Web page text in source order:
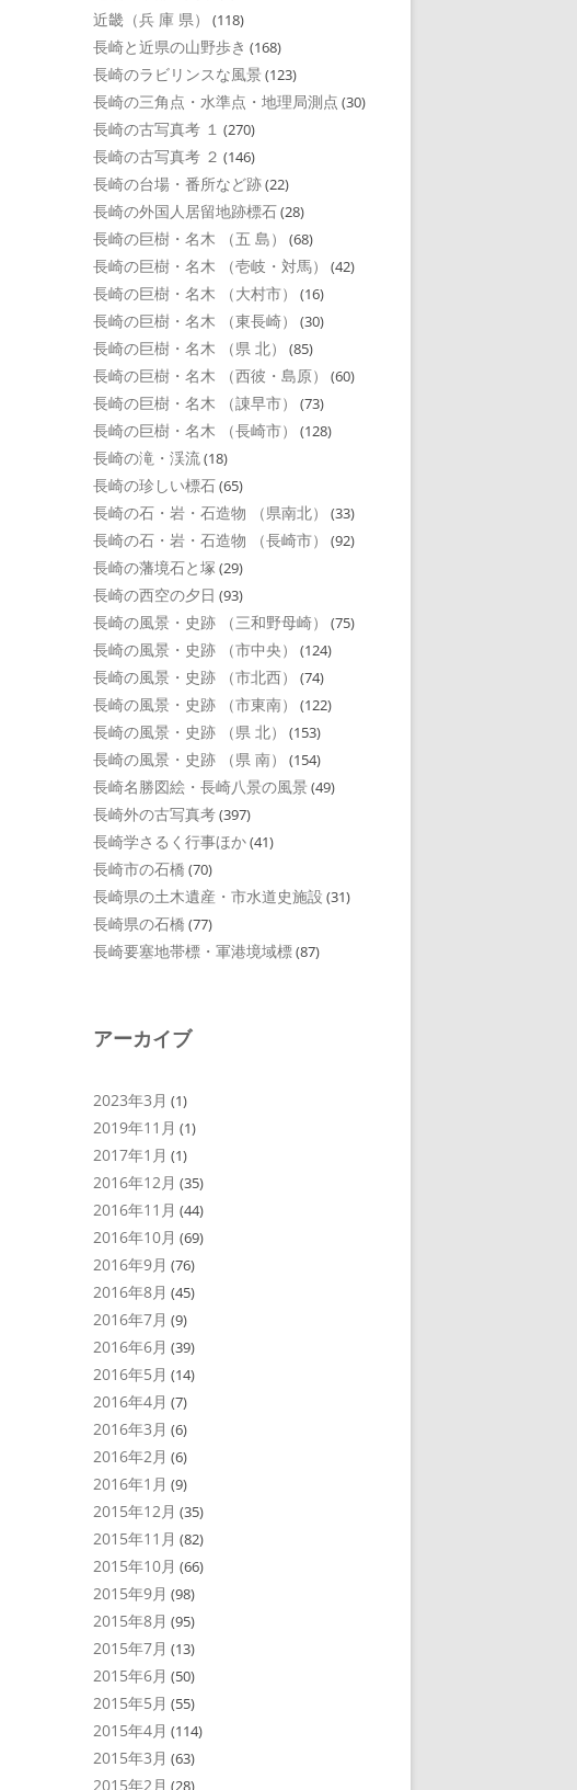
近畿（兵 庫 県） (118)
長崎と近県の山野歩き (168)
長崎のラビリンスな風景 (123)
長崎の三角点・水準点・地理局測点 (30)
長崎の古写真考 １ (270)
長崎の古写真考 ２ (146)
長崎の台場・番所など跡(22)
長崎の外国人居留地跡標石(28)
長崎の巨樹・名木 （五 島） (68)
長崎の巨樹・名木 （壱岐・対馬） (42)
長崎の巨樹・名木 （大村市） (16)
長崎の巨樹・名木 （東長崎） (30)
長崎の巨樹・名木 （県 北） (85)
長崎の巨樹・名木 （西彼・島原） (60)
長崎の巨樹・名木 （諌早市） (73)
長崎の巨樹・名木 （長崎市） (128)
長崎の滝・渓流(18)
長崎の珍しい標石(65)
長崎の石・岩・石造物 （県南北） (33)
長崎の石・岩・石造物 （長崎市） (92)
長崎の藩境石と塚 (29)
長崎の西空の夕日 (93)
長崎の風景・史跡 （三和野母崎） (75)
長崎の風景・史跡 （市中央） (124)
長崎の風景・史跡 （市北西） (74)
長崎の風景・史跡 （市東南） (122)
長崎の風景・史跡 （県 北） (153)
長崎の風景・史跡 （県 南） (154)
長崎名勝図絵・長崎八景の風景 (49)
長崎外の古写真考(397)
長崎学さるく行事ほか(41)
長崎市の石橋 (70)
長崎県の土木遺産・市水道史施設 (31)
長崎県の石橋 (77)
長崎要塞地帯標・軍港境域標(87)
アーカイブ
2023年3月 (1)
2019年11月 (1)
2017年1月 (1)
2016年12月 (35)
2016年11月 (44)
2016年10月 (69)
2016年9月 (76)
2016年8月 (45)
2016年7月 (9)
2016年6月 (39)
2016年5月 (14)
2016年4月 (7)
2016年3月 (6)
2016年2月 (6)
2016年1月 (9)
2015年12月 (35)
2015年11月 (82)
2015年10月 (66)
2015年9月 (98)
2015年8月 (95)
2015年7月 (13)
2015年6月 (50)
2015年5月 (55)
2015年4月 (114)
2015年3月 (63)
2015年2月 (28)